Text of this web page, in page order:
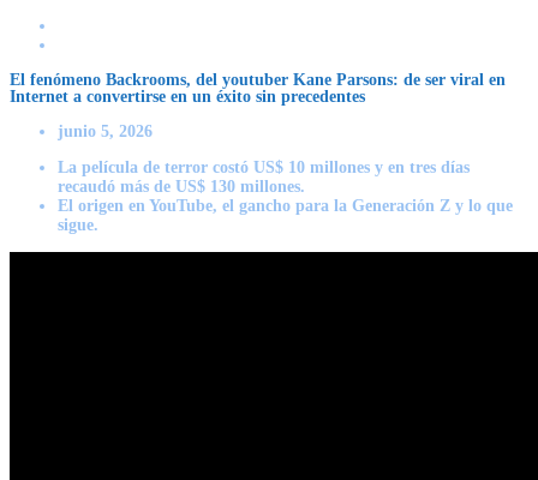
El fenómeno Backrooms, del youtuber Kane Parsons: de ser viral en
Internet a convertirse en un éxito sin precedentes
junio 5, 2026
La película de terror costó US$ 10 millones y en tres días
recaudó más de US$ 130 millones.
El origen en YouTube, el gancho para la Generación Z y lo que
sigue.